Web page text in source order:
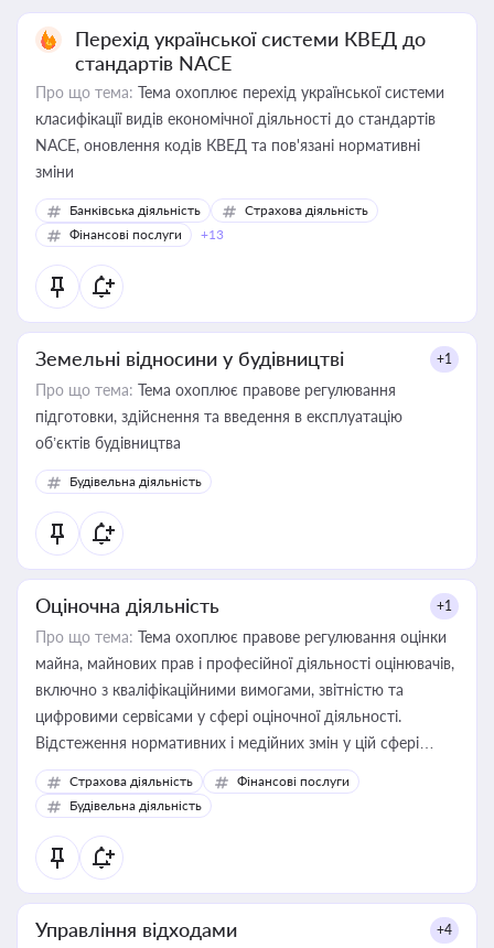
Перехід української системи КВЕД до
стандартів NACE
Про що тема: Тема охоплює перехід української системи
класифікації видів економічної діяльності до стандартів
NACE, оновлення кодів КВЕД та пов'язані нормативні
зміни
Банківська діяльність
Страхова діяльність
Фінансові послуги
+13
Земельні відносини у будівництві +1
Про що тема: Тема охоплює правове регулювання
підготовки, здійснення та введення в експлуатацію
об’єктів будівництва
Будівельна діяльність
Оціночна діяльність +1
Про що тема: Тема охоплює правове регулювання оцінки
майна, майнових прав і професійної діяльності оцінювачів,
включно з кваліфікаційними вимогами, звітністю та
цифровими сервісами у сфері оціночної діяльності.
Відстеження нормативних і медійних змін у цій сфері
корисне для власника бізнесу, керівника, юриста або
бухгалтера під час оподаткування, приватизації, оренди
державного майна, корпоративних угод і перевірки
статусу суб'єктів оціночної діяльності
Страхова діяльність
Фінансові послуги
Будівельна діяльність
Управління відходами +4